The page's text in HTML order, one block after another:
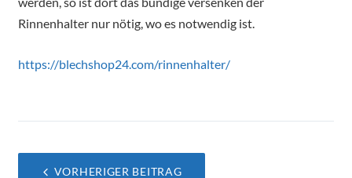
Rinnenhalter nur nötig, wo es notwendig ist.
https://blechshop24.com/rinnenhalter/
Beitragsnavigation
VORHERIGER BEITRAG